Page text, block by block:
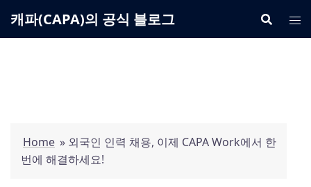
content
캐파(CAPA)의 공식 블로그
Home » 외국인 인력 채용, 이제 CAPA Work에서 한
번에 해결하세요!